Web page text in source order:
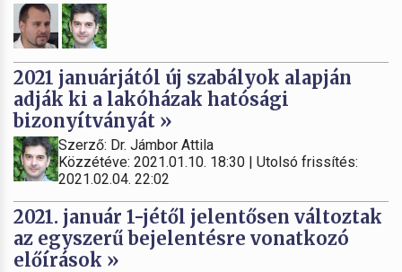
2021 januárjától új szabályok alapján
adják ki a lakóházak hatósági
bizonyítványát »
Szerző: Dr. Jámbor Attila
Közzétéve: 2021.01.10. 18:30 | Utolsó frissítés:
2021.02.04. 22:02
2021. január 1-jétől jelentősen változtak
az egyszerű bejelentésre vonatkozó
előírások »